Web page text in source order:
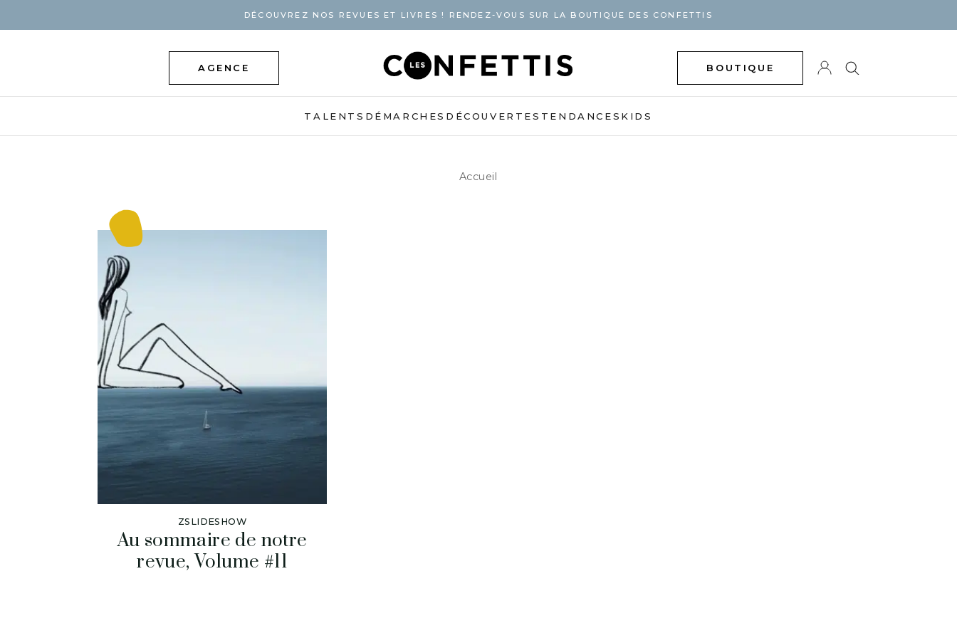
DÉCOUVREZ NOS REVUES ET LIVRES ! RENDEZ-VOUS SUR LA BOUTIQUE DES CONFETTIS
AGENCE BOUTIQUE
TALENTS DÉMARCHES DÉCOUVERTES TENDANCES KIDS
Accueil
ZSLIDESHOW
Au sommaire de notre
revue, Volume #11